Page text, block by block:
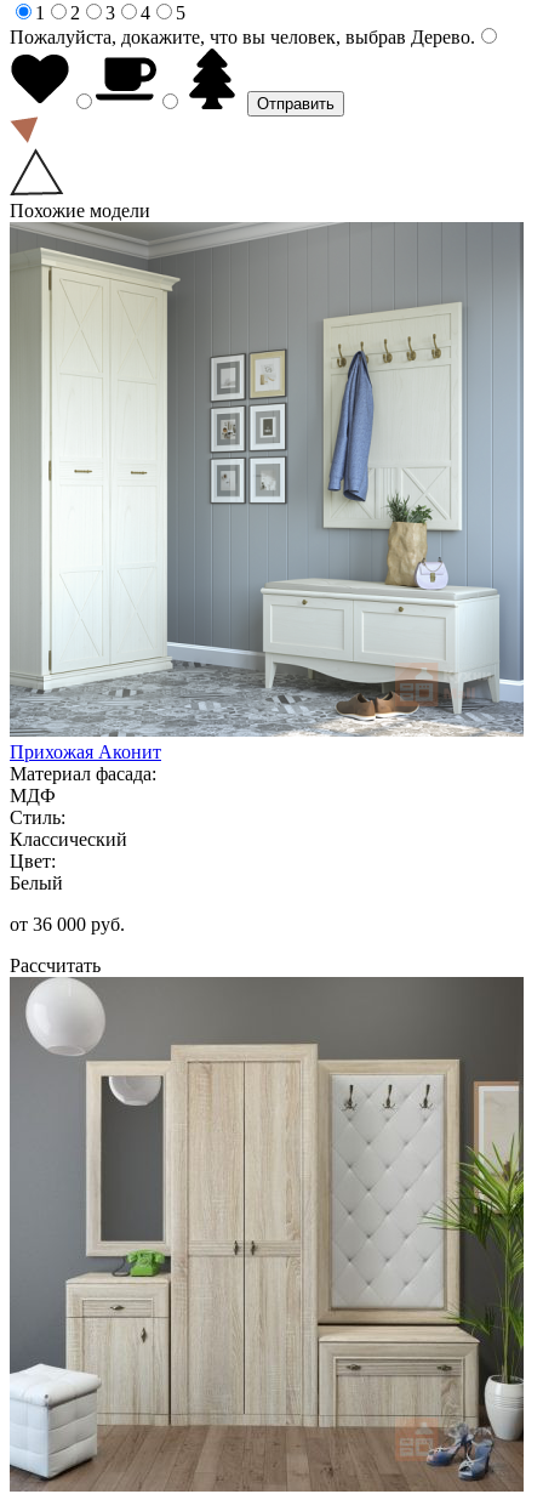
1
2 3 4
5
Пожалуйста, докажите, что вы человек, выбрав Дерево.
Похожие модели
Прихожая Аконит
Материал фасада:
МДФ
Стиль:
Классический
Цвет:
Белый
от 36 000 руб.
Рассчитать